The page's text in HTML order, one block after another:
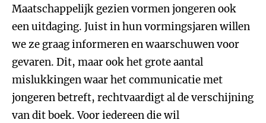
Maatschappelijk gezien vormen jongeren ook
een uitdaging. Juist in hun vormingsjaren willen
we ze graag informeren en waarschuwen voor
gevaren. Dit, maar ook het grote aantal
mislukkingen waar het communicatie met
jongeren betreft, rechtvaardigt al de verschijning
van dit boek. Voor iedereen die wil